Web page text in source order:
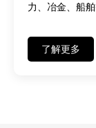
力、冶金、船
了解更多